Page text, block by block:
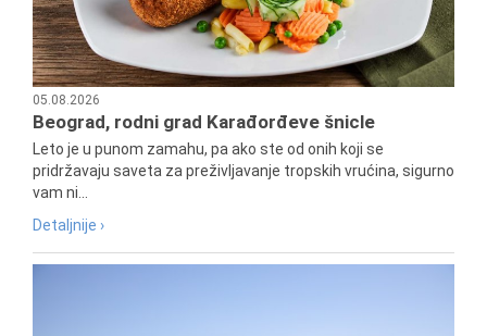
05.08.2026
Beograd, rodni grad Karađorđeve šnicle
Leto je u punom zamahu, pa ako ste od onih koji se
pridržavaju saveta za preživljavanje tropskih vrućina, sigurno
vam ni...
Detaljnije ›